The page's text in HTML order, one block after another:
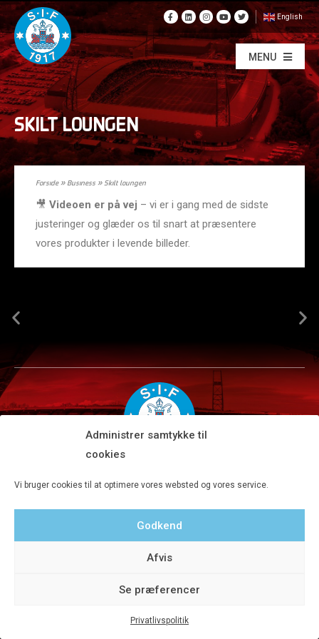
Administrer samtykke til
cookies
Vi bruger cookies til at optimere vores websted og vores service.
Godkend
Afvis
Se præferencer
Privatlivspolitik
English
MENU
SKILT LOUNGEN
Forside»Business »Skilt loungen
🎥 Videoen er på vej – vi er i gang med de sidste
justeringer og glæder os til snart at præsentere
vores produkter i levende billeder.
Tlf 8680 4477 · Fax 8680 4647 · Kontortid man-fre kl. 9-15
Privatlivspolitik
© 2020 Silkeborg IF A/S - Designet af Aveo - web&marketing